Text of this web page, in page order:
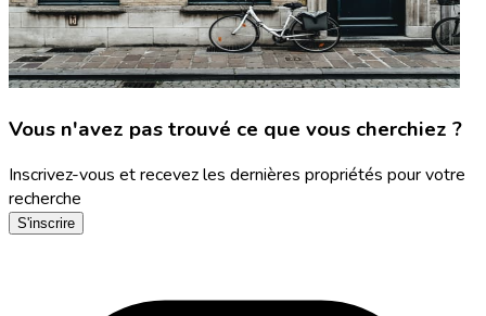
Vous n'avez pas trouvé ce que vous cherchiez ?
Inscrivez-vous et recevez les dernières propriétés pour votre
recherche
S'inscrire